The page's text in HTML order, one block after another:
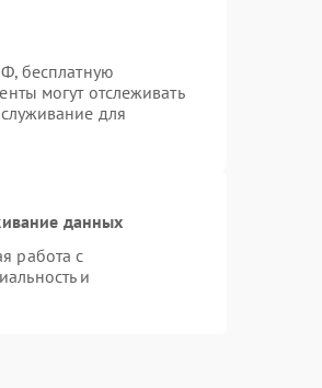
бесплатную
могут отслеживать
для
данных
работа с
и